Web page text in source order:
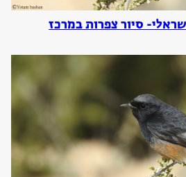
סיור צפרות במרכז